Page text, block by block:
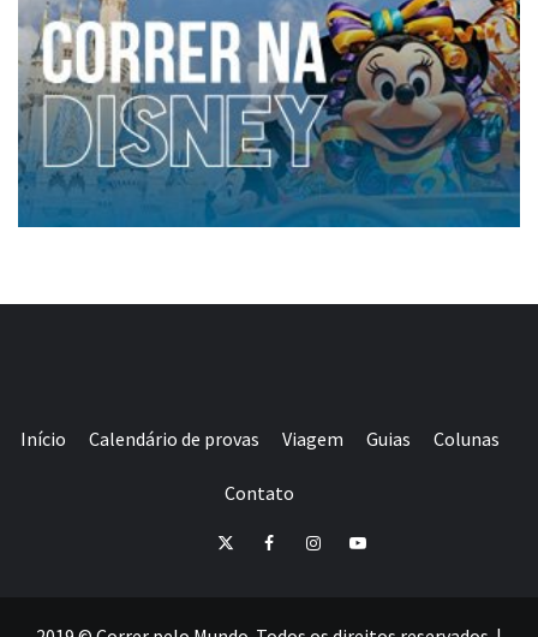
Início Calendário de provas Viagem Guias Colunas
Contato
TwitterFacebookInstagramYoutube